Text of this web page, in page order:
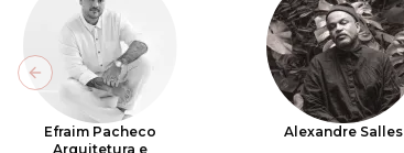
Efraim Pacheco
Arquitetura e
Alexandre Salles
Previous slide